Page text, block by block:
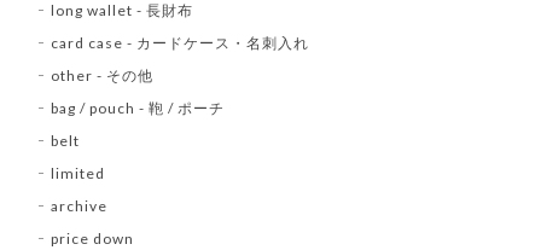
long wallet - 長財布
card case - カードケース・名刺入れ
other - その他
bag / pouch - 鞄 / ポーチ
belt
limited
archive
price down